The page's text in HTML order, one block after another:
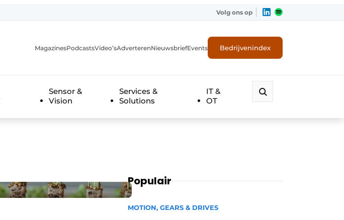
Volg ons op
MagazinesPodcastsVideo’sAdverterenNieuwsbriefEvents Bedrijvenindex
Sensor &
Vision
Services &
Solutions
IT &
OT
Populair
MOTION, GEARS & DRIVES